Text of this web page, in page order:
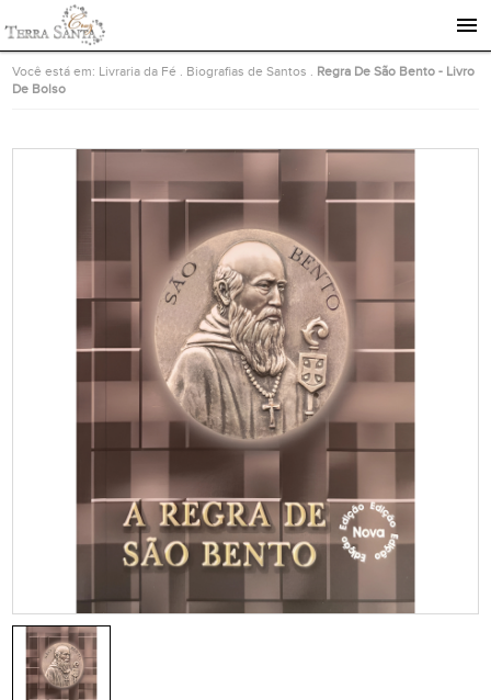
Ir para a página inicial
Você está em: Livraria da Fé Biografias de Santos
Regra De São Bento - Livro
De Bolso